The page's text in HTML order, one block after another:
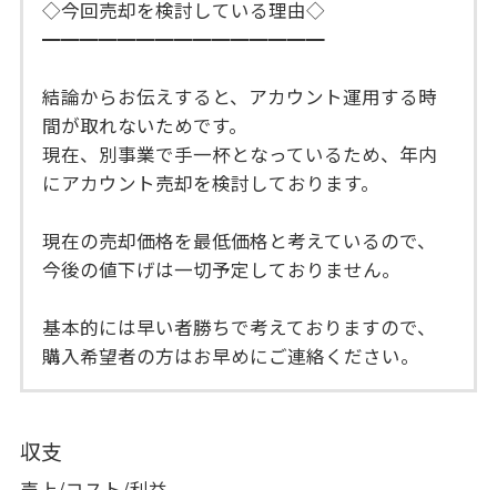
◇今回売却を検討している理由◇
━━━━━━━━━━━━━━━
結論からお伝えすると、アカウント運用する時
間が取れないためです。
現在、別事業で手一杯となっているため、年内
にアカウント売却を検討しております。
現在の売却価格を最低価格と考えているので、
今後の値下げは一切予定しておりません。
基本的には早い者勝ちで考えておりますので、
購入希望者の方はお早めにご連絡ください。
収支